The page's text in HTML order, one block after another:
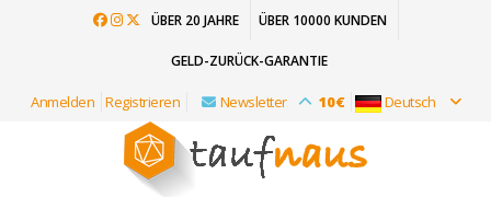
ÜBER 20 JAHRE ÜBER 10000 KUNDEN
GELD-ZURÜCK-GARANTIE
Anmelden Registrieren Newsletter 10€ Deutsch